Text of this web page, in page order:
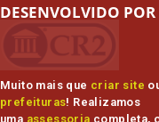
Muito mais que criar site
prefeituras! Realizamos
uma assessoria completa,
DESENVOLVIDO POR